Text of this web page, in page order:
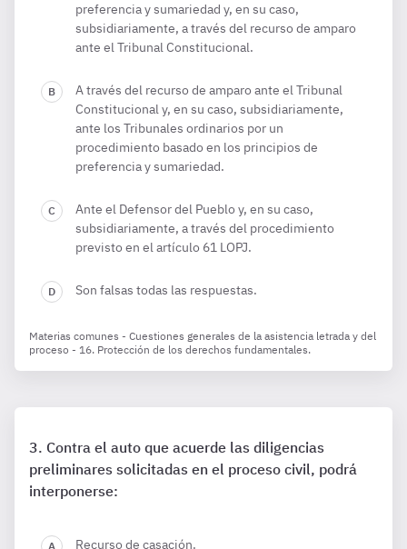
preferencia y sumariedad y, en su caso,
subsidiariamente, a través del recurso de amparo
ante el Tribunal Constitucional.
A través del recurso de amparo ante el Tribunal
Constitucional y, en su caso, subsidiariamente,
ante los Tribunales ordinarios por un
procedimiento basado en los principios de
preferencia y sumariedad.
Ante el Defensor del Pueblo y, en su caso,
subsidiariamente, a través del procedimiento
previsto en el artículo 61 LOPJ.
Son falsas todas las respuestas.
Materias comunes - Cuestiones generales de la asistencia letrada y del
proceso - 16. Protección de los derechos fundamentales.
Contra el auto que acuerde las diligencias
preliminares solicitadas en el proceso civil, podrá
interponerse:
Recurso de casación.